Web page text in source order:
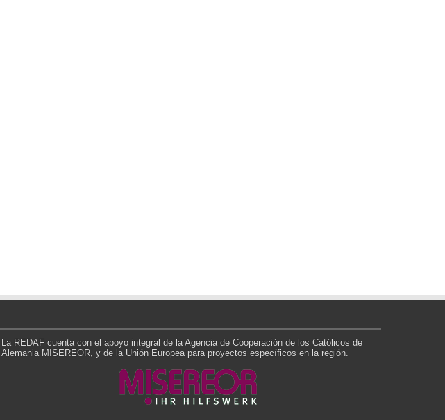
La REDAF cuenta con el apoyo integral de la Agencia de Cooperación de los Católicos de
Alemania MISEREOR, y de la Unión Europea para proyectos específicos en la región.